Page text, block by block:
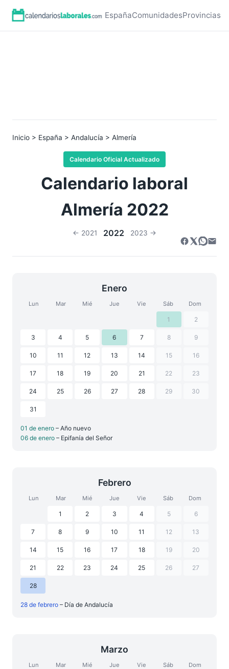
EspañaComunidadesProvincias
Inicio > España > Andalucía > Almería
Calendario Oficial Actualizado
Calendario laboral
Almería 2022
← 2021 2022 2023 →
Enero
Lun Mar Mié Jue Vie Sáb Dom
1 2
3 4 5 6 7 8 9
10 11 12 13 14 15 16
17 18 19 20 21 22 23
24 25 26 27 28 29 30
31
01 de enero – Año nuevo
06 de enero – Epifanía del Señor
Febrero
Lun Mar Mié Jue Vie Sáb Dom
1 2 3 4 5 6
7 8 9 10 11 12 13
14 15 16 17 18 19 20
21 22 23 24 25 26 27
28
28 de febrero – Día de Andalucía
Marzo
Lun Mar Mié Jue Vie Sáb Dom